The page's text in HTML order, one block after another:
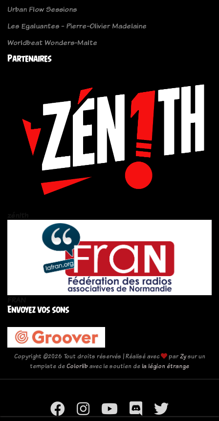
Urban Flow Sessions
Les Egaluantes - Pierre-Olivier Madelaine
Worldbeat Wonders-Malte
Partenaires
Envoyez vos sons
Copyright ©2026 Tout droits réservés | Réalisé avec parZysur un
template deColorlibavec le soutien de la légion étrange